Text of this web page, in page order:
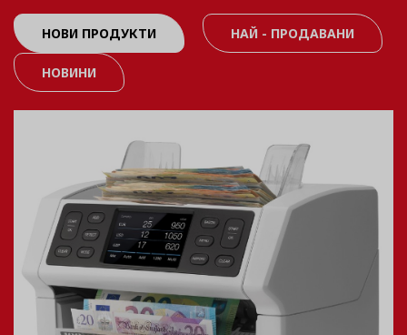
НОВИ ПРОДУКТИ НАЙ - ПРОДАВАНИ
НОВИНИ